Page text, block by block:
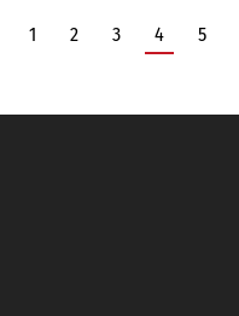
1 2 3 4 5